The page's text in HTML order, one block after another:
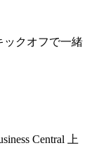
ックオフで一緒
Central 上